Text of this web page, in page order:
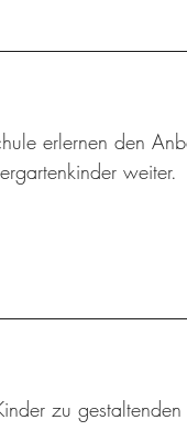
erlernen den
weiter.
zu